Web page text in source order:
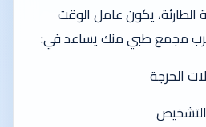
يكون عامل الوقت
مجمع طبي منك يساعد في:
الحرجة
التشخيص